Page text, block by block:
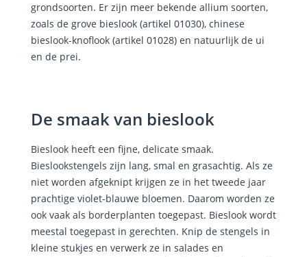
grondsoorten. Er zijn meer bekende allium soorten,
zoals de grove bieslook (artikel 01030), chinese
bieslook-knoflook (artikel 01028) en natuurlijk de ui
en de prei.
De smaak van bieslook
Bieslook heeft een fijne, delicate smaak.
Bieslookstengels zijn lang, smal en grasachtig. Als ze
niet worden afgeknipt krijgen ze in het tweede jaar
prachtige violet-blauwe bloemen. Daarom worden ze
ook vaak als borderplanten toegepast. Bieslook wordt
meestal toegepast in gerechten. Knip de stengels in
kleine stukjes en verwerk ze in salades en